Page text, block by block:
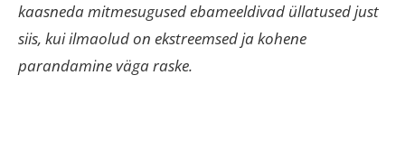
kaasneda mitmesugused ebameeldivad üllatused just
siis, kui ilmaolud on ekstreemsed ja kohene
parandamine väga raske.